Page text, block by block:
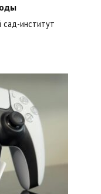
сад-институт